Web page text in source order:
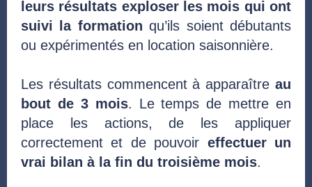
leurs résultats exploser les mois qui ont
suivi la formation qu’ils soient débutants
ou expérimentés en location saisonnière.
Les résultats commencent à apparaître au
bout de 3 mois. Le temps de mettre en
place les actions, de les appliquer
correctement et de pouvoir effectuer un
vrai bilan à la fin du troisième mois.